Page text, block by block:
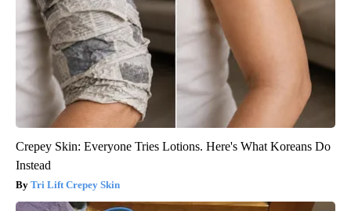
Crepey Skin: Everyone Tries Lotions. Here's What Koreans Do
Instead
Tri Lift Crepey Skin